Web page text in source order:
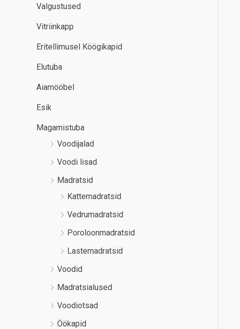
Valgustused
Vitriinkapp
Eritellimusel Köögikapid
Elutuba
Aiamööbel
Esik
Magamistuba
Voodijalad
Voodi lisad
Madratsid
Kattemadratsid
Vedrumadratsid
Poroloonmadratsid
Lastemadratsid
Voodid
Madratsialused
Voodiotsad
Öökapid